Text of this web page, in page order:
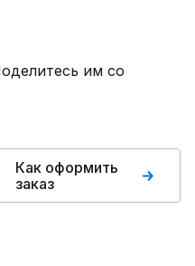
им со
Как оформить
заказ